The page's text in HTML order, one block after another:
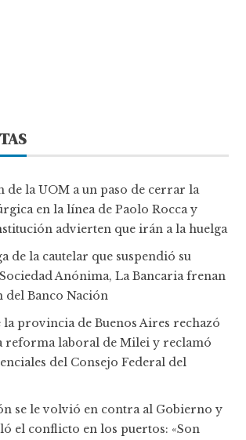
de la UOM a un paso de cerrar la
en la línea de Paolo Rocca y
advierten que irán a la huelga
de la cautelar que suspendió su
Anónima, La Bancaria frenan
Banco Nación
provincia de Buenos Aires rechazó
reforma laboral de Milei y reclamó
del Consejo Federal del
se le volvió en contra al Gobierno y
el conflicto en los puertos: «Son